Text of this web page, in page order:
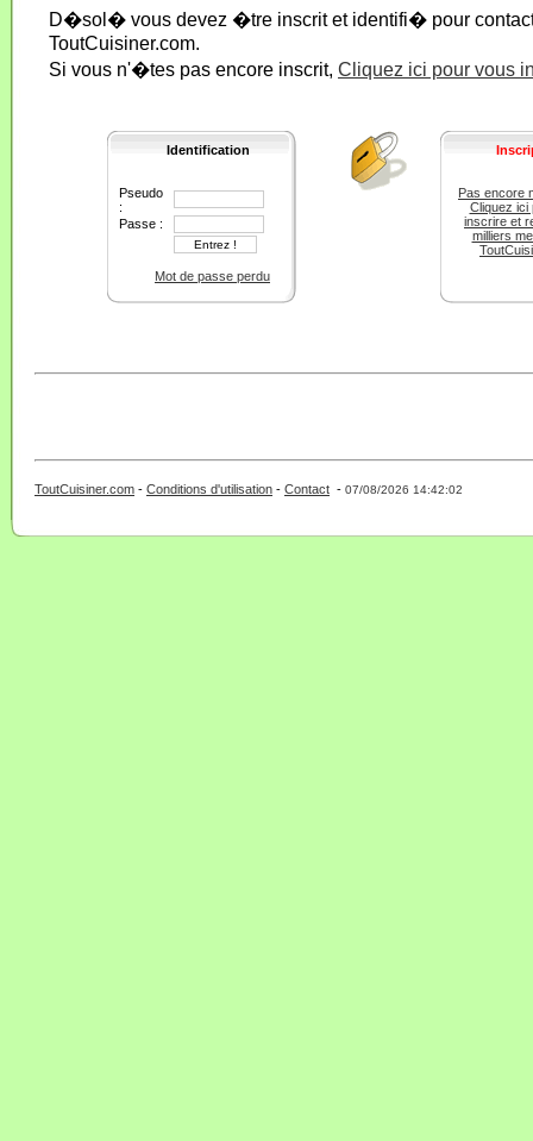
D�sol� vous devez �tre inscrit et identifi� pour
ToutCuisiner.com.
Si vous n'�tes pas encore inscrit, Cliquez ici pour vous
Identification
Pseudo
:
Passe :
Mot de passe perdu
Pas encore
Cliquez ici
inscrire et
milliers
ToutCuisiner.com - Conditions d'utilisation - Contact - 07/08/2026 14:42:02